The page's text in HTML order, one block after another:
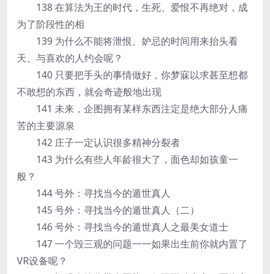
138 在算法为王的时代，生死、爱恨不再绝对，成
为了阶段性的相
139 为什么不能将泄恨、妒忌的时间用来抬头看
天、与喜欢的人约会呢？
140 只要把手头的事情做好，你梦寐以求甚至想都
不敢想的东西，就会奇迹般地出现
141 未来，企图拥有某样东西注定是绝大部分人痛
苦的主要源泉
142 庄子一定认识很多精神分裂者
143 为什么有些人年龄很大了，面色却如孩童一
般？
144 号外：寻找当今的遁世真人
145 号外：寻找当今的遁世真人（二）
146 号外：寻找当今的遁世真人之最美女道士
147 一个毁三观的问题一一如果出生前你就内置了
VR设备呢？